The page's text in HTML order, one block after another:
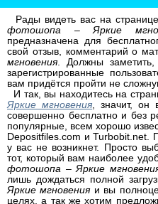
Рады видеть вас на
фотошопа – Яркие
предназначена для
свой отзыв, комментарий о
мгновения. Должны заметить,
зарегистрированные
вам придётся пройти не
И так, вы находитесь на
Яркие мгновения, значит, он
совершенно бесплатно и без
популярные, всем хорошо
Depositfiles.com и Turbobit.net.
у вас не возникнет. Просто
тот, который вам наиболее
фотошопа – Яркие
лишь дождаться полной
Яркие мгновенияи вы
целях, а так же хотим